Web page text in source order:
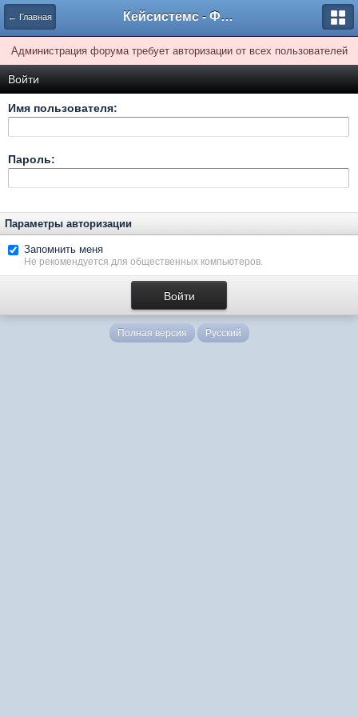
← Главная Кейсистемс - Форумы
Администрация форума требует авторизации от всех пользователей
Войти
Имя пользователя:
Пароль:
Параметры авторизации
Запомнить меня
Не рекомендуется для общественных компьютеров.
Полная версия Русский